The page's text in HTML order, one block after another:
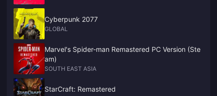
Cyberpunk 2077
GLOBAL
Marvel's Spider-man Remastered PC Version (Ste
am)
SOUTH EAST ASIA
StarCraft: Remastered